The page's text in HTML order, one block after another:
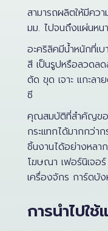
สามารถผลิตให้มีคว
มม. ไปจนถึงแผ่นหน
อะคริลิคมีน้ำหนักที่เ
สี เป็นรูปหรือลวดล
ตัด ขุด เจาะ แกะลา
ซี
คุณสมบัติที่สำคัญขอ
กระแทกได้มากกว่า
ชิ้นงานได้อย่างหลา
โฆษณา เฟอร์นิเจอ
เครื่องจักร การ์ดบั
การนำไปใ